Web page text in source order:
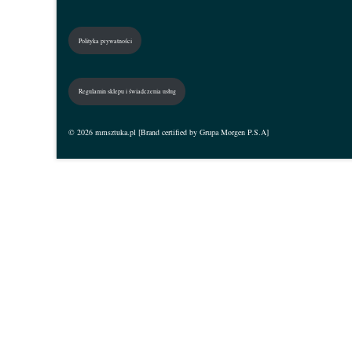
Polityka prywatności
Regulamin sklepu i świadczenia usług
© 2026 mmsztuka.pl [Brand certified by Grupa Morgen P.S.A]